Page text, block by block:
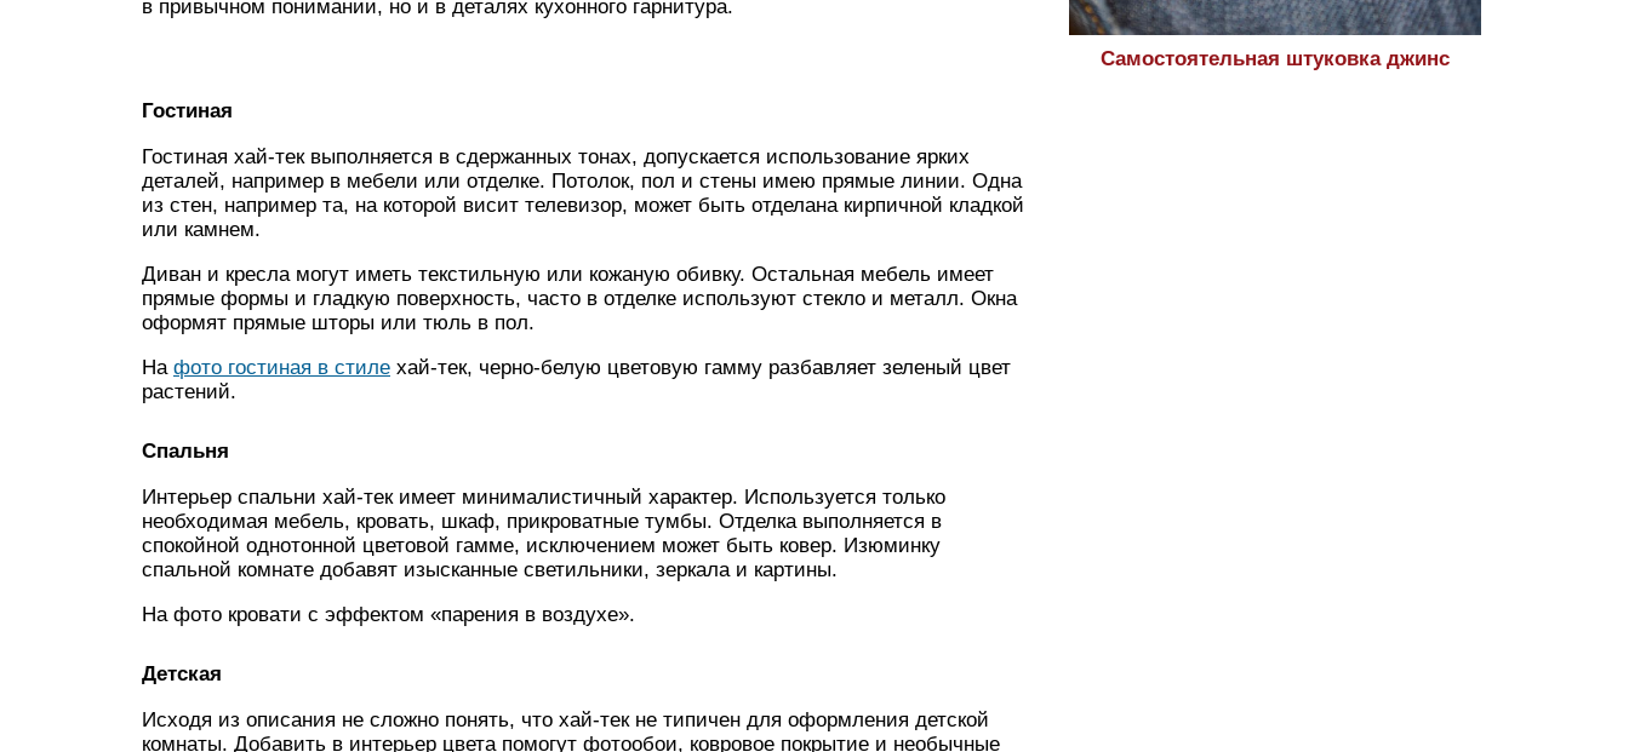
в привычном понимании, но и в деталях кухонного гарнитура.
Гостиная
Гостиная хай-тек выполняется в сдержанных тонах, допускается использование ярких
деталей, например в мебели или отделке. Потолок, пол и стены имею прямые линии. Одна
из стен, например та, на которой висит телевизор, может быть отделана кирпичной кладкой
или камнем.
Диван и кресла могут иметь текстильную или кожаную обивку. Остальная мебель имеет
прямые формы и гладкую поверхность, часто в отделке используют стекло и металл. Окна
оформят прямые шторы или тюль в пол.
На фото гостиная в стиле хай-тек, черно-белую цветовую гамму разбавляет зеленый цвет
растений.
Спальня
Интерьер спальни хай-тек имеет минималистичный характер. Используется только
необходимая мебель, кровать, шкаф, прикроватные тумбы. Отделка выполняется в
спокойной однотонной цветовой гамме, исключением может быть ковер. Изюминку
спальной комнате добавят изысканные светильники, зеркала и картины.
На фото кровати с эффектом «парения в воздухе».
Детская
Исходя из описания не сложно понять, что хай-тек не типичен для оформления детской
комнаты. Добавить в интерьер цвета помогут фотообои, ковровое покрытие и необычные
Самостоятельная штуковка джинс